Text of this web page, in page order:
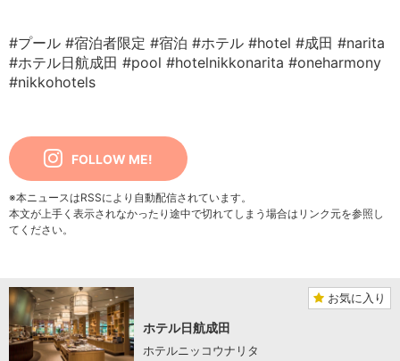
#プール #宿泊者限定 #宿泊 #ホテル #hotel #成田 #narita
#ホテル日航成田 #pool #hotelnikkonarita #oneharmony
#nikkohotels
FOLLOW ME!
※本ニュースはRSSにより自動配信されています。
本文が上手く表示されなかったり途中で切れてしまう場合はリンク元を参照し
てください。
お気に入り
ホテル日航成田
ホテルニッコウナリタ